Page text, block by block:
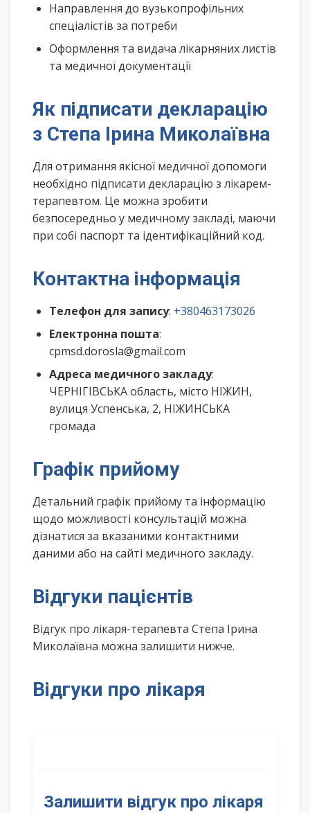
Направлення до вузькопрофільних
спеціалістів за потреби
Оформлення та видача лікарняних листів
та медичної документації
Як підписати декларацію
з Степа Ірина Миколаївна
Для отримання якісної медичної допомоги
необхідно підписати декларацію з лікарем-
терапевтом. Це можна зробити
безпосередньо у медичному закладі, маючи
при собі паспорт та ідентифікаційний код.
Контактна інформація
Телефон для запису: +380463173026
Електронна пошта:
cpmsd.dorosla@gmail.com
Адреса медичного закладу:
ЧЕРНІГІВСЬКА область, місто НІЖИН,
вулиця Успенська, 2, НІЖИНСЬКА
громада
Графік прийому
Детальний графік прийому та інформацію
щодо можливості консультацій можна
дізнатися за вказаними контактними
даними або на сайті медичного закладу.
Відгуки пацієнтів
Відгук про лікаря-терапевта Степа Ірина
Миколаївна можна залишити нижче.
Відгуки про лікаря
Залишити відгук про лікаря